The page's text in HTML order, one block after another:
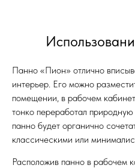
Панно «Пион» отлично
интерьер. Его можно
помещении, в рабочем
тонко переработал
панно будет органично
классическими или
Расположив панно в рабочем